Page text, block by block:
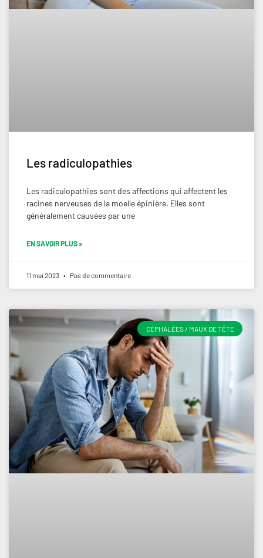
Les radiculopathies
Les radiculopathies sont des affections qui affectent les
racines nerveuses de la moelle épinière. Elles sont
généralement causées par une
EN SAVOIR PLUS »
11 mai 2023 Pas de commentaire
CÉPHALÉES / MAUX DE TÊTE